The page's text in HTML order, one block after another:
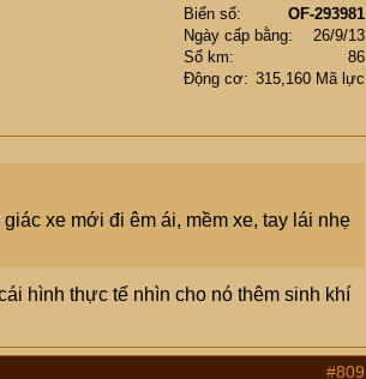
Biển số
OF-293981
Ngày cấp bằng
26/9/13
Số km
86
Động cơ
315,160 Mã lực
xe mới đi êm ái, mềm xe, tay lái nhẹ
hình thực tế nhìn cho nó thêm sinh khí
#809